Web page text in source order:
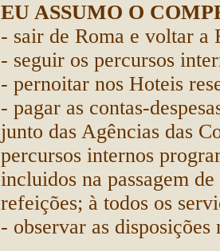
EU ASSUMO O
- sair de Roma e voltar a
- seguir os percursos
- pernoitar nos Hoteis
- pagar as contas-
junto das Agências das
percursos internos
incluidos na passagem
refeições; à todos os
- observar as